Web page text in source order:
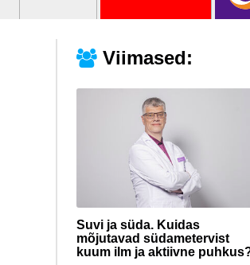
Viimased:
Suvi ja süda. Kuidas
mõjutavad südametervist
kuum ilm ja aktiivne